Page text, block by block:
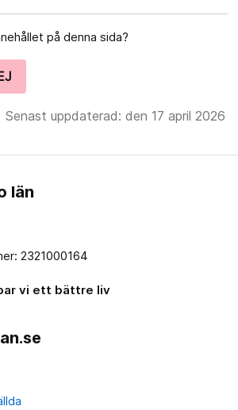
på denna sida?
Senast uppdaterad: den 17 april 2026
län
2321000164
vi ett bättre liv